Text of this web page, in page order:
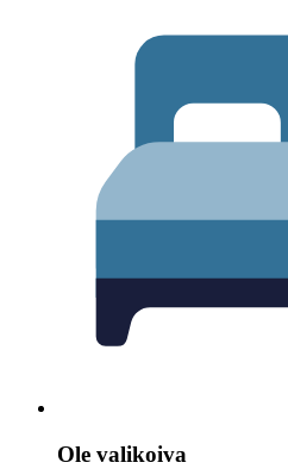
Ole valikoiva